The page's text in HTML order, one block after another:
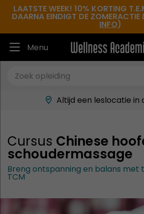
LAATSTE WEEK! 10% KORTING
DAARNA EINDIGT DE ZOMERACTIE
INFO)
Menu
Ruim 30.000 tevreden
Beste docenten in de
Altijd een leslocatie in
Cursus Chinese
schoudermassage
Breng ontspanning en balans met
TCM